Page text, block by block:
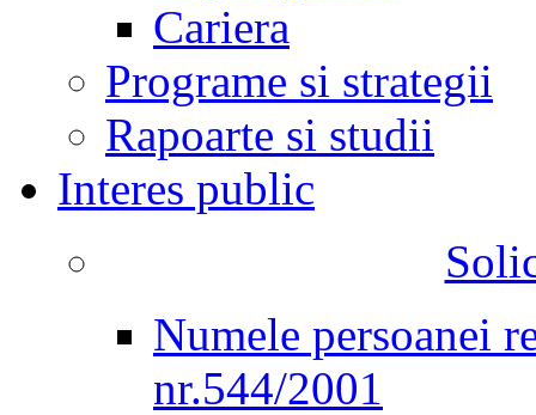
Cariera
Programe si strategii
Rapoarte si studii
Interes public
Numele persoanei
nr.544/2001